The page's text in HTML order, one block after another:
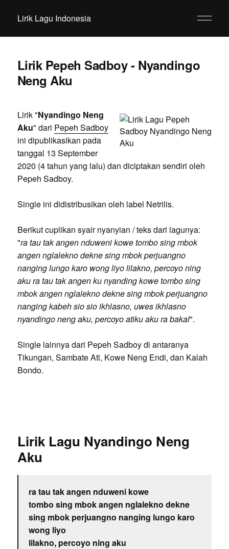
Lirik Lagu Indonesia
Lirik Pepeh Sadboy - Nyandingo
Neng Aku
Lirik "Nyandingo Neng
Aku" dari Pepeh Sadboy
ini dipublikasikan pada
tanggal 13 September
2020 (4 tahun yang lalu) dan diciptakan sendiri oleh
Pepeh Sadboy.
Single ini didistribusikan oleh label Netrilis.
Berikut cuplikan syair nyanyian / teks dari lagunya:
"ra tau tak angen nduweni kowe tombo sing mbok
angen nglalekno dekne sing mbok perjuangno
nanging lungo karo wong liyo lilakno, percoyo ning
aku ra tau tak angen ku nyanding kowe tombo sing
mbok angen nglalekno dekne sing mbok perjuangno
nanging kabeh sio sio ikhlasno, uwes ikhlasno
nyandingo neng aku, percoyo atiku aku ra bakal".
Single lainnya dari Pepeh Sadboy di antaranya
Tikungan, Sambate Ati, Kowe Neng Endi, dan Kalah
Bondo.
Lirik Lagu Nyandingo Neng
Aku
ra tau tak angen nduweni kowe
tombo sing mbok angen nglalekno dekne
sing mbok perjuangno nanging lungo karo
wong liyo
lilakno, percoyo ning aku